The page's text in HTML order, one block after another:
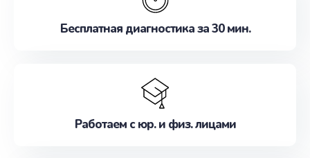
Бесплатная диагностика за 30 мин.
Работаем с юр. и физ. лицами